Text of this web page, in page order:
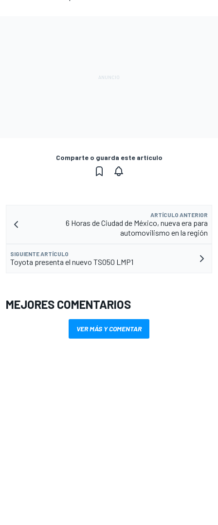
Comparte o guarda este artículo
ARTÍCULO ANTERIOR
6 Horas de Ciudad de México, nueva era para
automovilismo en la región
SIGUIENTE ARTÍCULO
Toyota presenta el nuevo TS050 LMP1
MEJORES COMENTARIOS
VER MÁS Y COMENTAR